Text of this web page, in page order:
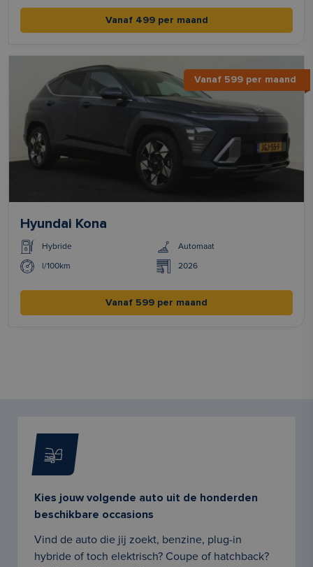
Vanaf 499 per maand
Vanaf 599 per maand
Hyundai Kona
Hybride Automaat
l/100km 2026
Vanaf 599 per maand
Kies jouw volgende auto uit de honderden
beschikbare occasions
Vind de auto die jij zoekt, benzine, plug-in
hybride of toch elektrisch? Coupe of hatchback?